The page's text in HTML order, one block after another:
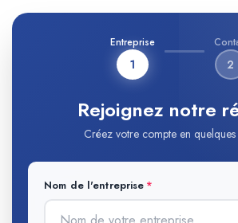
Entreprise
1 2
Rejoignez notre
Créez votre compte en quelques
Nom de l'entreprise